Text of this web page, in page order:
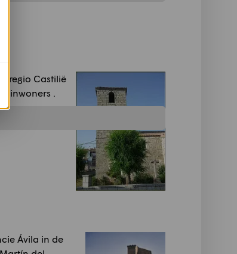
regio Castilië
inwoners .
Ávila in de